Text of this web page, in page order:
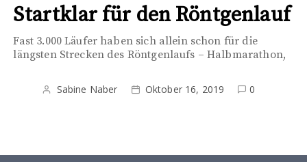
Startklar für den Röntgenlauf
Fast 3.000 Läufer haben sich allein schon für die
längsten Strecken des Röntgenlaufs – Halbmarathon,
Sabine Naber Oktober 16, 2019 0